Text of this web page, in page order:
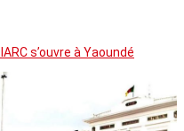
s’ouvre à Yaoundé